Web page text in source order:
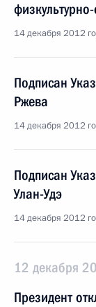
14 декабря 2012
Подписан
Ржева
14 декабря 2012
Подписан
Улан-Удэ
14 декабря 2012
12 декабря
Президент